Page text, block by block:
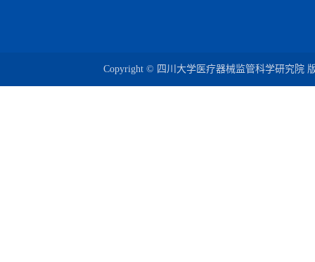
Copyright © 四川大学医疗器械监管科学研究院